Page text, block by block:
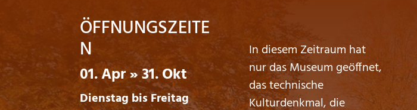
ÖFFNUNGSZEITE
N
01. Apr » 31. Okt
Dienstag bis Freitag
In diesem Zeitraum hat
nur das Museum geöffnet,
das technische
Kulturdenkmal, die